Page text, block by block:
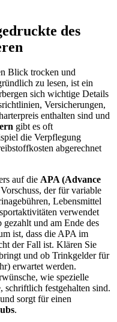
des
Blick trocken und
zu lesen, ist ein
sich wichtige Details
Versicherungen,
enthalten sind und
gibt es oft
die Verpflegung
abgerechnet
auf die APA (Advance
der für variable
Lebensmittel
verwendet
und am Ende des
ist, dass die APA im
der Fall ist. Klären Sie
und ob Trinkgelder für
erwartet werden.
wie spezielle
schriftlich festgehalten sind.
sorgt für einen
.